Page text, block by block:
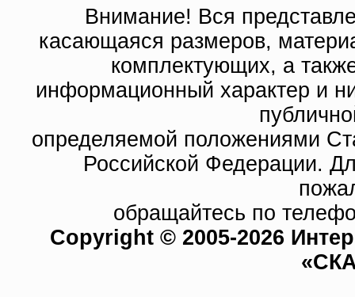
Внимание! Вся
касающаяся размеров,
комплектующих, а
информационный характер и
определяемой положениями
Российской Федерации.
обращайтесь по
Copyright © 2005-2026